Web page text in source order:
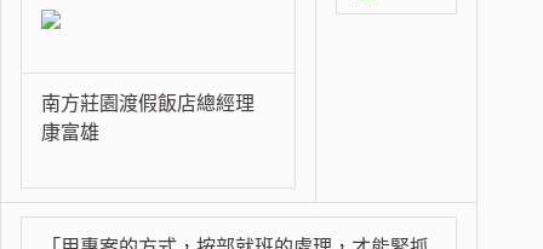
南方莊園渡假飯店總經理
康富雄